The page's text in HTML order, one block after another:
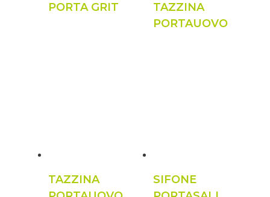
PORTA GRIT
TAZZINA
PORTAUOVO
TAZZINA
SIFONE